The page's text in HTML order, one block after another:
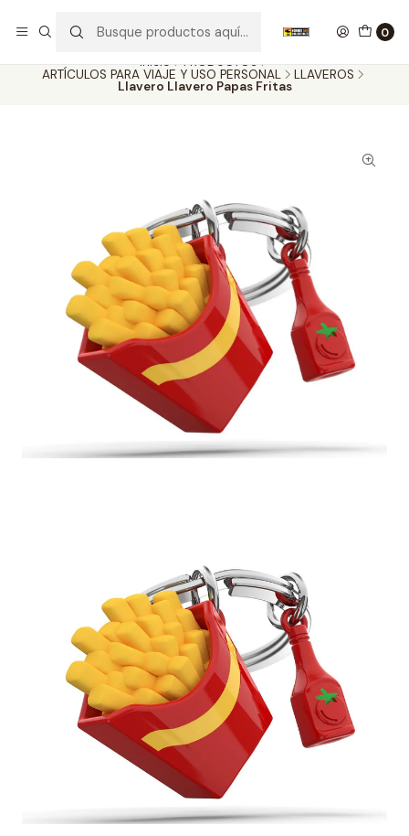
0
Inicio
PRODUCTOS
ARTÍCULOS PARA VIAJE Y USO PERSONAL
LLAVEROS
Llavero Llavero Papas Fritas